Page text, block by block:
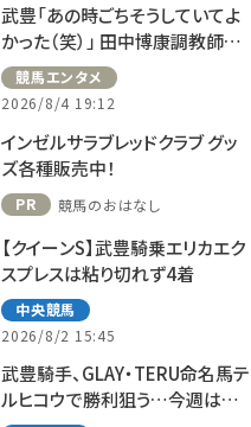
武豊「あの時ごちそうしていてよ
かった（笑）」 田中博康調教師と
のフランスでの思い出を語る
競馬エンタメ
2026/8/4 19:12
インゼルサラブレッドクラブ グッ
ズ各種販売中！
PR 競馬のおはなし
【クイーンS】武豊騎乗エリカエク
スプレスは粘り切れず4着
中央競馬
2026/8/2 15:45
武豊騎手、GLAY・TERU命名馬テ
ルヒコウで勝利狙う…今週は札